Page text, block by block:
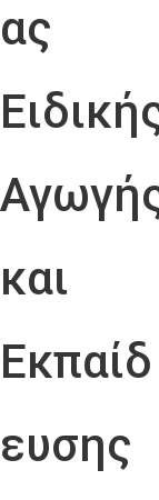
ας
και
Εκπαίδ
ευσης